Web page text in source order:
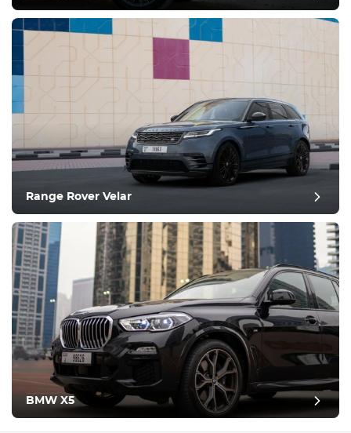
Range Rover Velar
BMW X5